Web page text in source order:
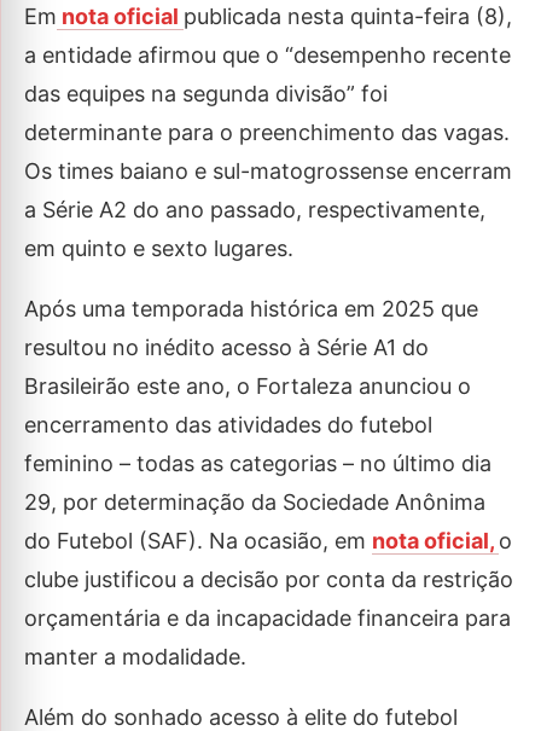
Em nota oficial publicada nesta quinta-feira (8),
a entidade afirmou que o “desempenho recente
das equipes na segunda divisão” foi
determinante para o preenchimento das vagas.
Os times baiano e sul-matogrossense encerram
a Série A2 do ano passado, respectivamente,
em quinto e sexto lugares.
Após uma temporada histórica em 2025 que
resultou no inédito acesso à Série A1 do
Brasileirão este ano, o Fortaleza anunciou o
encerramento das atividades do futebol
feminino – todas as categorias – no último dia
29, por determinação da Sociedade Anônima
do Futebol (SAF). Na ocasião, em nota oficial, o
clube justificou a decisão por conta da restrição
orçamentária e da incapacidade financeira para
manter a modalidade.
Além do sonhado acesso à elite do futebol